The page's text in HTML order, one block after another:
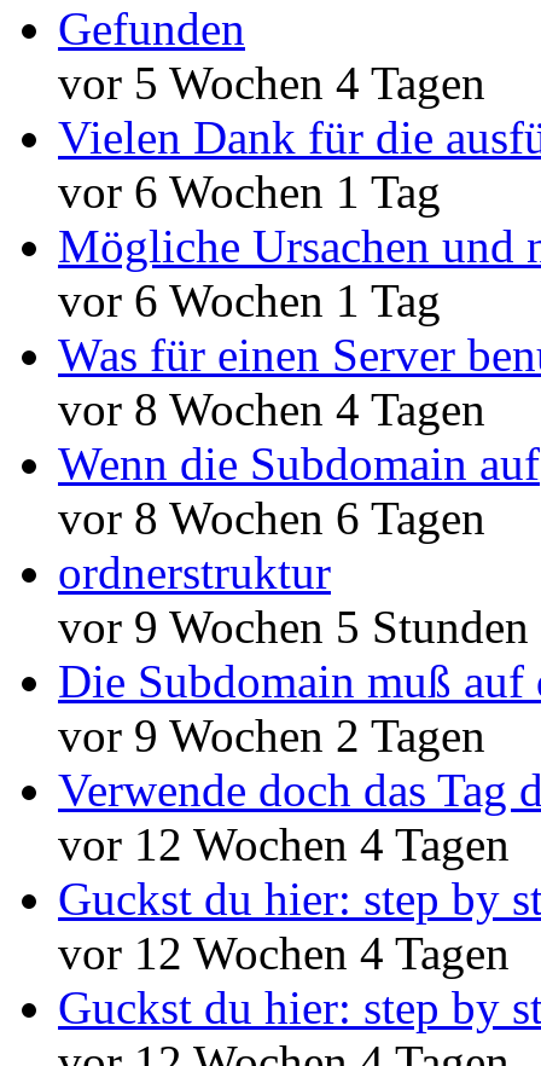
Gefunden
vor 5 Wochen 4 Tagen
Vielen Dank für die
vor 6 Wochen 1 Tag
Mögliche Ursachen und
vor 6 Wochen 1 Tag
Was für einen Server
vor 8 Wochen 4 Tagen
Wenn die Subdomain auf
vor 8 Wochen 6 Tagen
ordnerstruktur
vor 9 Wochen 5 Stunden
Die Subdomain muß auf
vor 9 Wochen 2 Tagen
Verwende doch das Tag
vor 12 Wochen 4 Tagen
Guckst du hier: step by
vor 12 Wochen 4 Tagen
Guckst du hier: step by